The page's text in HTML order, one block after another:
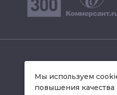
Мы используем
повышения качества